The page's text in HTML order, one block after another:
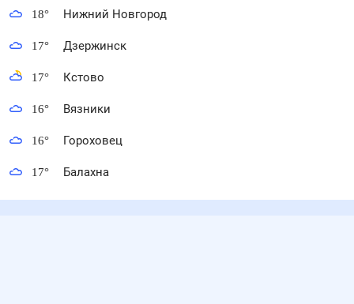
18° Нижний Новгород
17° Дзержинск
17° Кстово
16° Вязники
16° Гороховец
17° Балахна